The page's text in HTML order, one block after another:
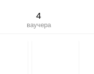
4
ваучера